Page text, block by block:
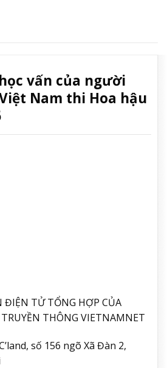
vấn của người
Nam thi Hoa hậu
ĐIỆN TỬ TỔNG HỢP CỦA
THÔNG VIETNAMNET
số 156 ngõ Xã Đàn 2,